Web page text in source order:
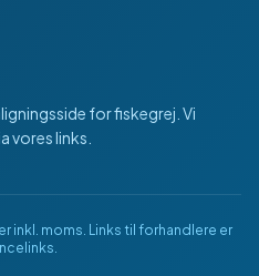
for fiskegrej. Vi
vores links.
inkl. moms. Links til forhandlere er